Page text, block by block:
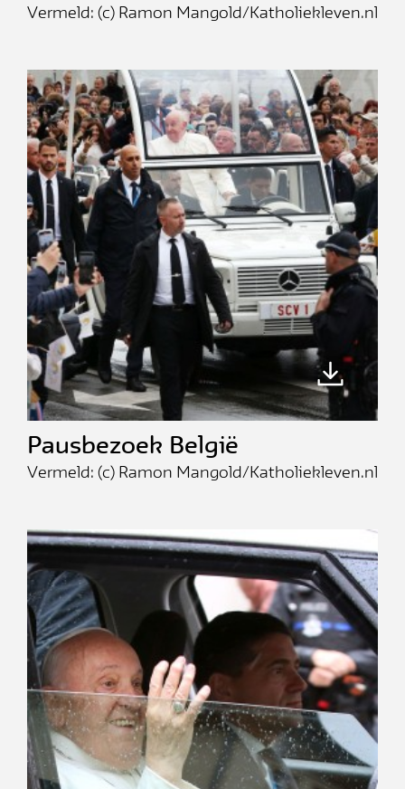
Vermeld: (c) Ramon Mangold/Katholiekleven.nl
Pausbezoek België
Vermeld: (c) Ramon Mangold/Katholiekleven.nl